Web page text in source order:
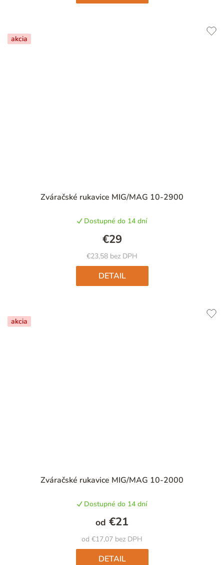
akcia
Zváračské rukavice MIG/MAG 10-2900
Dostupné do 14 dní
€23,58 bez DPH
€29
DETAIL
akcia
Zváračské rukavice MIG/MAG 10-2000
hodnotenie
je
5,0
z
5
hviezdičiek.
Dostupné do 14 dní
od €17,07 bez DPH
od €21
DETAIL